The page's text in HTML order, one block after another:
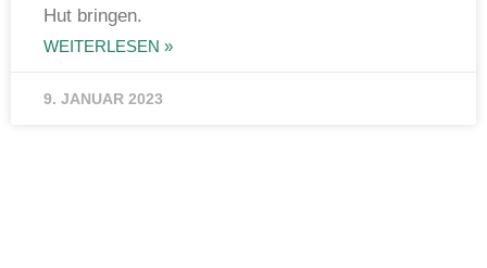
Hut bringen.
WEITERLESEN »
9. JANUAR 2023